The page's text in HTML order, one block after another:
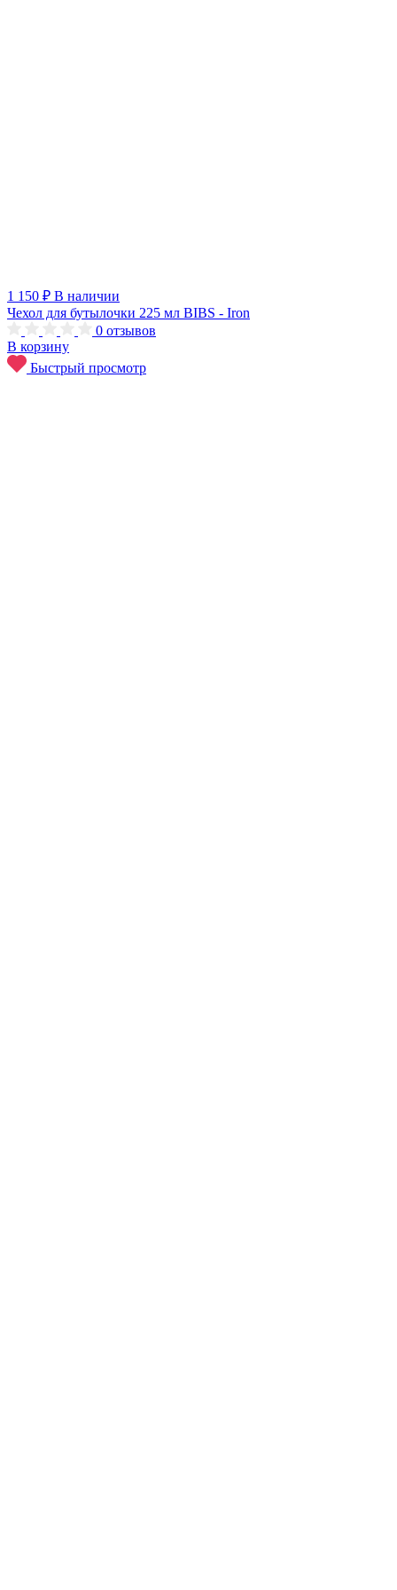
1 150 ₽ В наличии
Чехол для бутылочки 225 мл BIBS - Iron
0 отзывов
В корзину
Быстрый просмотр